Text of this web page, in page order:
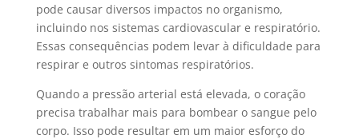
pode causar diversos impactos no organismo,
incluindo nos sistemas cardiovascular e respiratório.
Essas consequências podem levar à dificuldade para
respirar e outros sintomas respiratórios.
Quando a pressão arterial está elevada, o coração
precisa trabalhar mais para bombear o sangue pelo
corpo. Isso pode resultar em um maior esforço do